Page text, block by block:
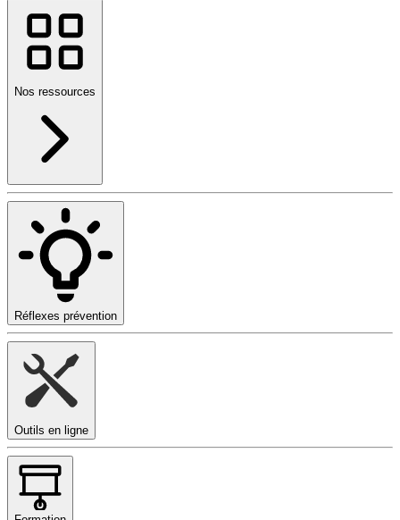
Nos ressources
Réflexes prévention
Outils en ligne